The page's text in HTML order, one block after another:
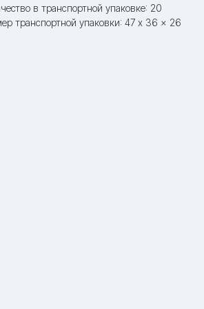
в транспортной упаковке: 20
транспортной упаковки: 47 x 36 x 26